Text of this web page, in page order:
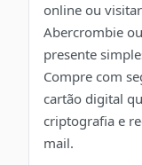
online ou
Abercrombie
presente
Compre com
cartão digital
criptografia e
mail.